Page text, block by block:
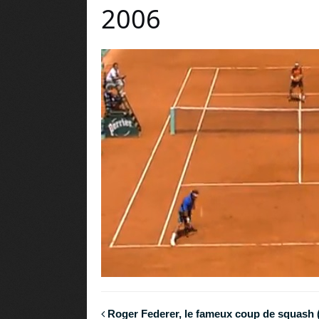
2006
Roger Federer, le fameux coup de squash